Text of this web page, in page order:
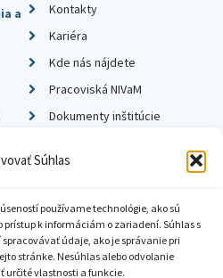
Súhlas
používame technológie, ako sú
k informáciám o zariadení. Súhlas s
údaje, ako je správanie pri
stránke. Nesúhlas alebo odvolanie
určité vlastnosti a funkcie.
a
Kontakty
Kariéra
Kde nás nájdete
Pracoviská NIVaM
Dokumenty inštitúcie
súkromia